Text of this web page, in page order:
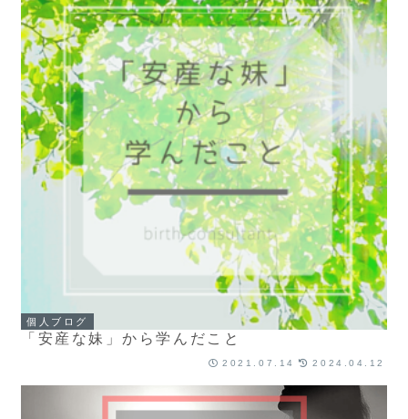
個人ブログ
「安産な妹」から学んだこと
2021.07.14 2024.04.12